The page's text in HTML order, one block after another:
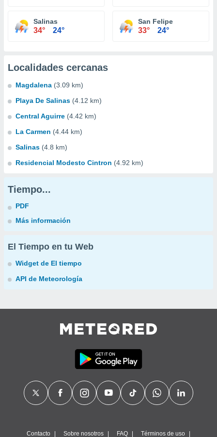
Salinas
34° 24°
San Felipe
33° 24°
Localidades cercanas
Magdalena (3.09 km)
Playa De Salinas (4.12 km)
Central Aguirre (4.42 km)
La Carmen (4.44 km)
Salinas (4.8 km)
Residencial Modesto Cintron (4.92 km)
Tiempo...
PDF
Más información
El Tiempo en tu Web
Widget de El tiempo
API de Meteorología
Contacto Sobre nosotros FAQ Términos de uso